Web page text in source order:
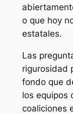
o que hoy
estatales.
Las
rigurosidad
fondo que
los equipos
coaliciones